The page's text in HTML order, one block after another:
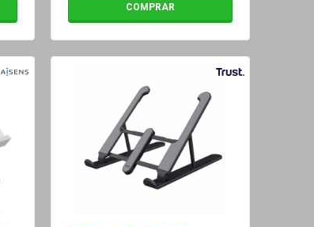
COMPRAR